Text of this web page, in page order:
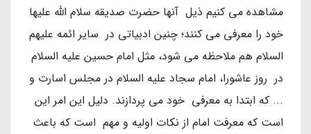
مشاهده می کنیم ذیل آنها حضرت صدیقه سلام الله علیها
خود را معرفی می کنند؛ چنین ادبیاتی در سایر ائمه علیهم
السلام هم ملاحظه می شود، مثل امام حسین علیه السلام
در روز عاشورا، امام سجاد علیه السلام در مجلس اسارت و
... که ابتدا به معرفی خود می پردازند. دلیل این امر این
است که معرفت امام از نکات اولیه و مهم است که باعث